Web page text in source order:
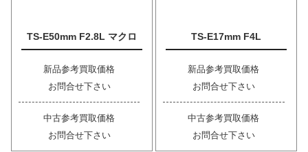
TS-E50mm F2.8L マクロ
新品参考買取価格
お問合せ下さい
中古参考買取価格
お問合せ下さい
TS-E17mm F4L
新品参考買取価格
お問合せ下さい
中古参考買取価格
お問合せ下さい